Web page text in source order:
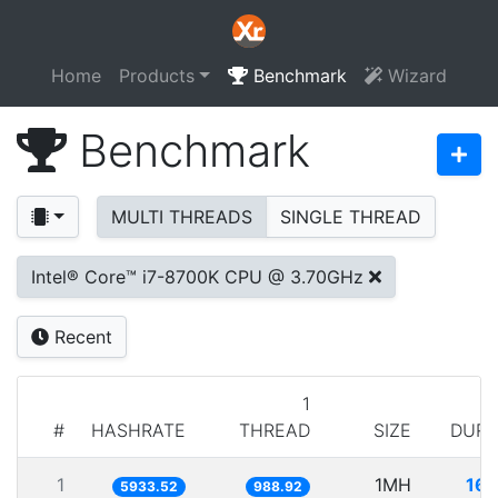
Home Products Benchmark Wizard
Benchmark
MULTI THREADS SINGLE THREAD
Intel® Core™ i7-8700K CPU @ 3.70GHz
Recent
# HASHRATE
1
THREAD
SIZE
1 5933.52 988.92 1MH